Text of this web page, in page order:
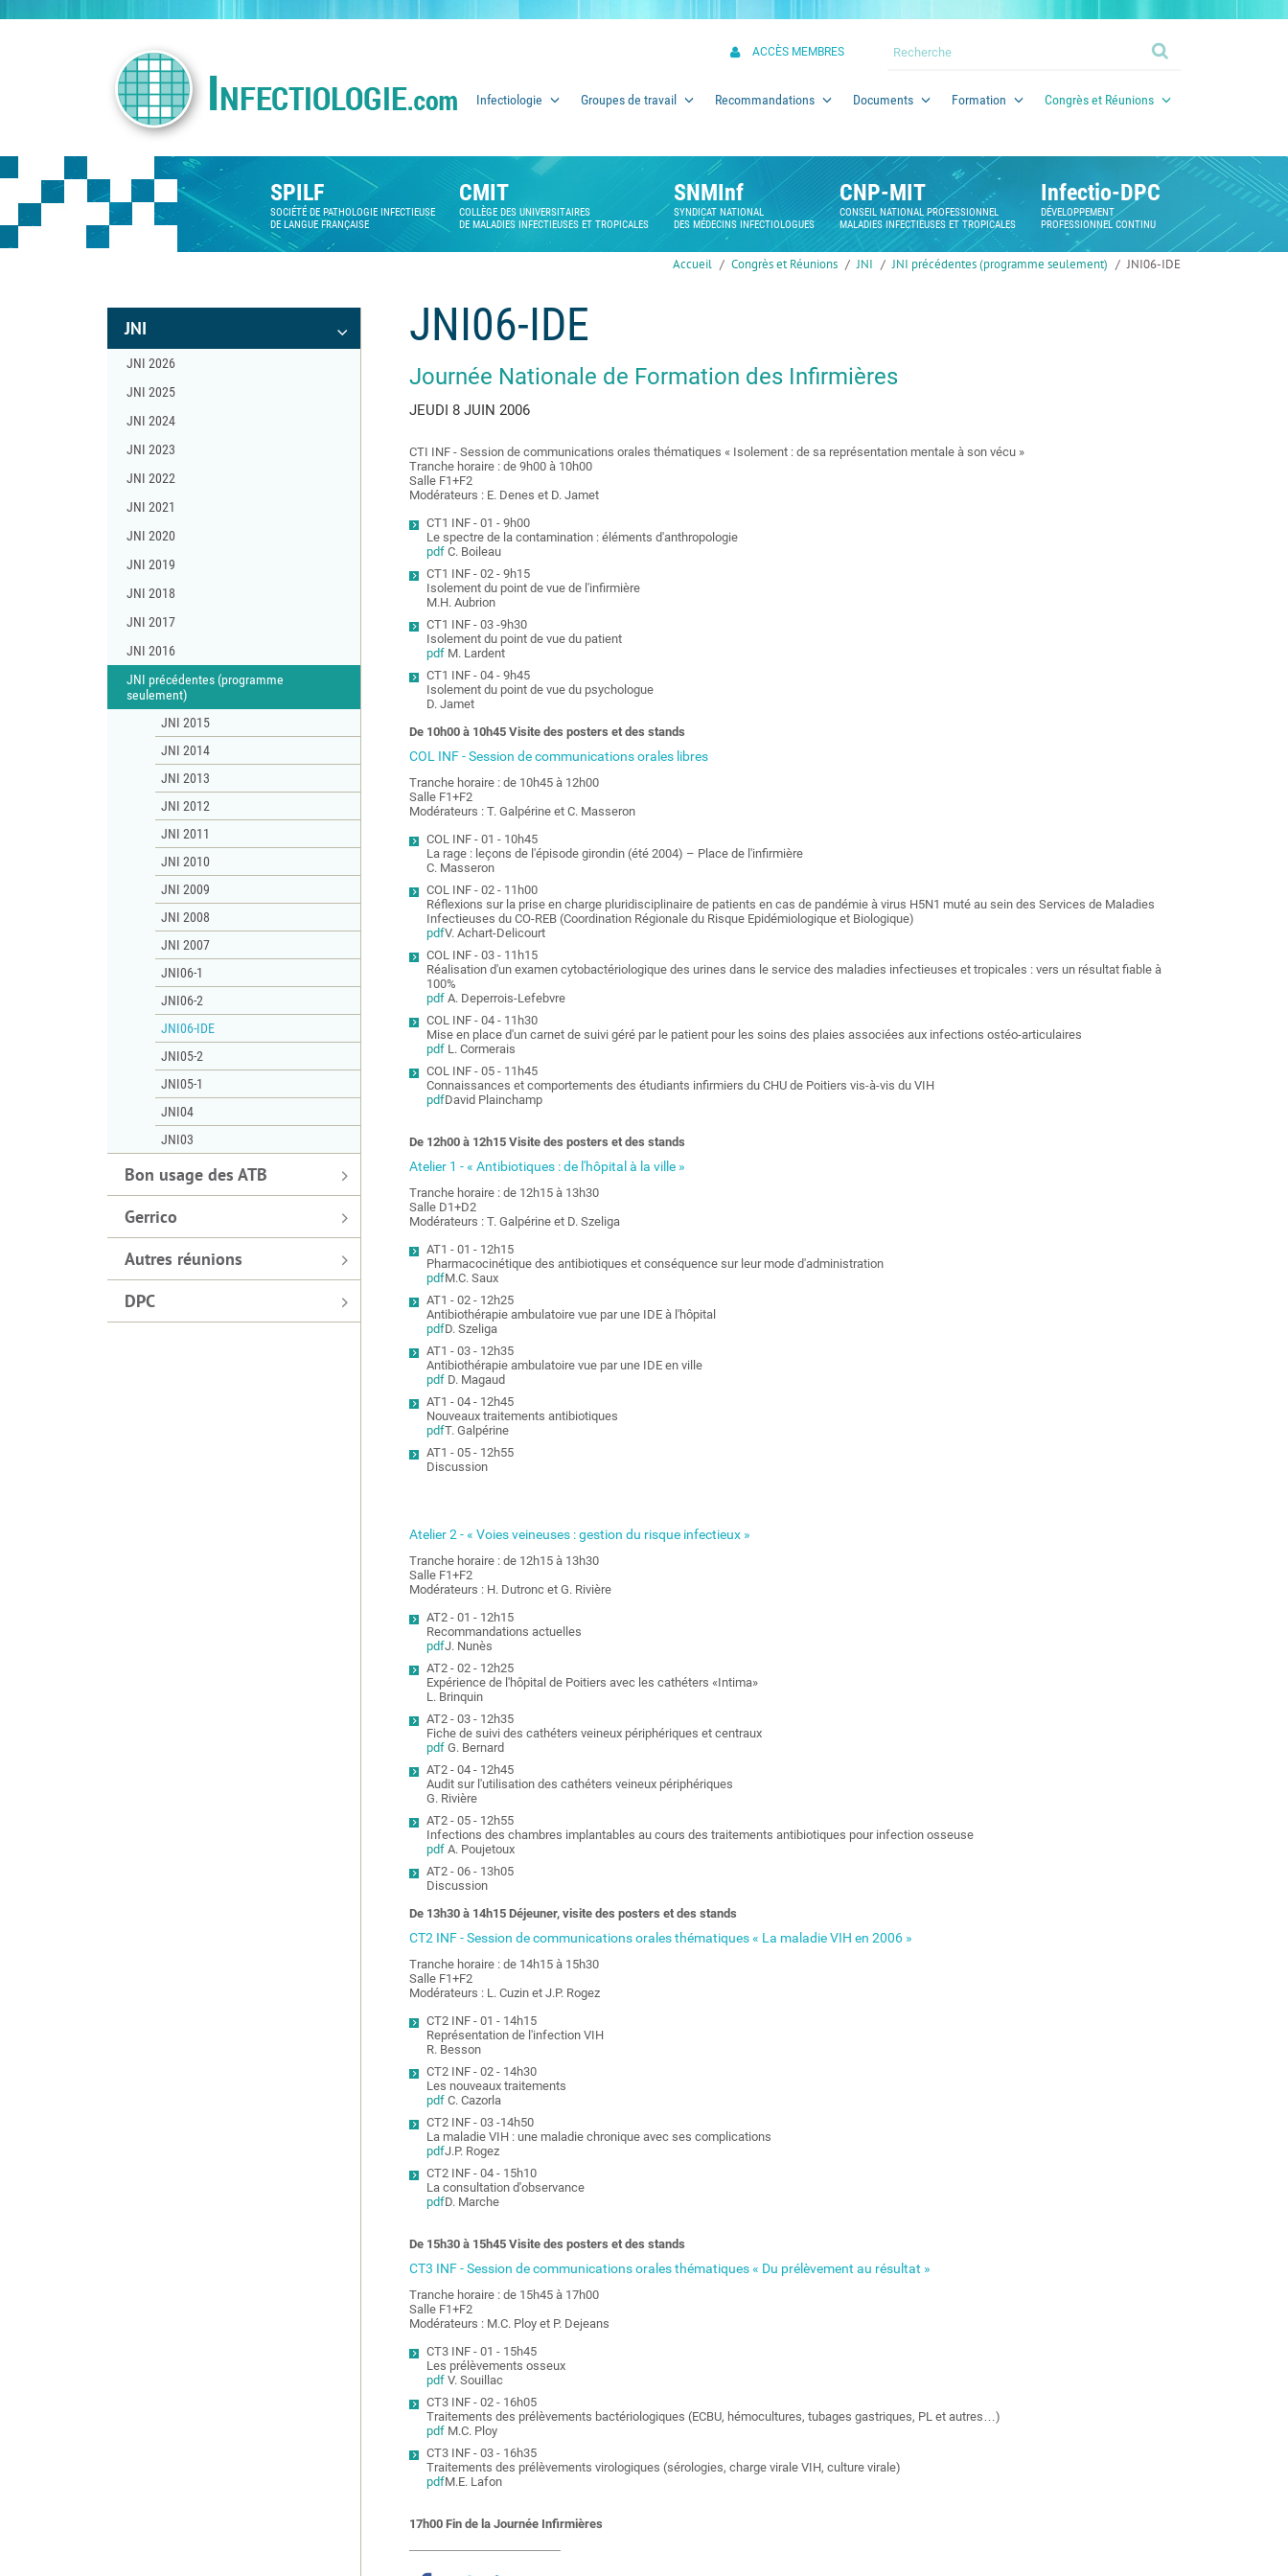
Infectiologie Groupes de travail Recommandations Documents Formation Congrès et Réunions
ACCÈS MEMBRES
SPILF
SOCIÉTÉ DE PATHOLOGIE INFECTIEUSE
DE LANGUE FRANÇAISE
CMIT
COLLÈGE DES UNIVERSITAIRES
DE MALADIES INFECTIEUSES ET TROPICALES
SNMInf
SYNDICAT NATIONAL
DES MÉDECINS INFECTIOLOGUES
CNP-MIT
CONSEIL NATIONAL PROFESSIONNEL
MALADIES INFECTIEUSES ET TROPICALES
Infectio-DPC
DÉVELOPPEMENT
PROFESSIONNEL CONTINU
Accueil Congrès et Réunions JNI JNI précédentes (programme seulement) JNI06-IDE
JNI06-IDE
Journée Nationale de Formation des Infirmières
JEUDI 8 JUIN 2006
CTI INF - Session de communications orales thématiques « Isolement : de sa représentation mentale à son vécu »
Tranche horaire : de 9h00 à 10h00
Salle F1+F2
Modérateurs : E. Denes et D. Jamet
CT1 INF - 01 - 9h00
Le spectre de la contamination : éléments d'anthropologie
pdf C. Boileau
CT1 INF - 02 - 9h15
Isolement du point de vue de l'infirmière
M.H. Aubrion
CT1 INF - 03 -9h30
Isolement du point de vue du patient
pdf M. Lardent
CT1 INF - 04 - 9h45
Isolement du point de vue du psychologue
D. Jamet
De 10h00 à 10h45 Visite des posters et des stands
COL INF - Session de communications orales libres
Tranche horaire : de 10h45 à 12h00
Salle F1+F2
Modérateurs : T. Galpérine et C. Masseron
COL INF - 01 - 10h45
La rage : leçons de l'épisode girondin (été 2004) – Place de l'infirmière
C. Masseron
COL INF - 02 - 11h00
Réflexions sur la prise en charge pluridisciplinaire de patients en cas de pandémie à virus H5N1 muté au sein des Services de Maladies
Infectieuses du CO-REB (Coordination Régionale du Risque Epidémiologique et Biologique)
pdfV. Achart-Delicourt
COL INF - 03 - 11h15
Réalisation d'un examen cytobactériologique des urines dans le service des maladies infectieuses et tropicales : vers un résultat fiable à
100%
pdf A. Deperrois-Lefebvre
COL INF - 04 - 11h30
Mise en place d'un carnet de suivi géré par le patient pour les soins des plaies associées aux infections ostéo-articulaires
pdf L. Cormerais
COL INF - 05 - 11h45
Connaissances et comportements des étudiants infirmiers du CHU de Poitiers vis-à-vis du VIH
pdfDavid Plainchamp
De 12h00 à 12h15 Visite des posters et des stands
Atelier 1 - « Antibiotiques : de l'hôpital à la ville »
Tranche horaire : de 12h15 à 13h30
Salle D1+D2
Modérateurs : T. Galpérine et D. Szeliga
AT1 - 01 - 12h15
Pharmacocinétique des antibiotiques et conséquence sur leur mode d'administration
pdfM.C. Saux
AT1 - 02 - 12h25
Antibiothérapie ambulatoire vue par une IDE à l'hôpital
pdfD. Szeliga
AT1 - 03 - 12h35
Antibiothérapie ambulatoire vue par une IDE en ville
pdf D. Magaud
AT1 - 04 - 12h45
Nouveaux traitements antibiotiques
pdfT. Galpérine
AT1 - 05 - 12h55
Discussion
Atelier 2 - « Voies veineuses : gestion du risque infectieux »
Tranche horaire : de 12h15 à 13h30
Salle F1+F2
Modérateurs : H. Dutronc et G. Rivière
AT2 - 01 - 12h15
Recommandations actuelles
pdfJ. Nunès
AT2 - 02 - 12h25
Expérience de l'hôpital de Poitiers avec les cathéters «Intima»
L. Brinquin
AT2 - 03 - 12h35
Fiche de suivi des cathéters veineux périphériques et centraux
pdf G. Bernard
AT2 - 04 - 12h45
Audit sur l'utilisation des cathéters veineux périphériques
G. Rivière
AT2 - 05 - 12h55
Infections des chambres implantables au cours des traitements antibiotiques pour infection osseuse
pdf A. Poujetoux
AT2 - 06 - 13h05
Discussion
De 13h30 à 14h15 Déjeuner, visite des posters et des stands
CT2 INF - Session de communications orales thématiques « La maladie VIH en 2006 »
Tranche horaire : de 14h15 à 15h30
Salle F1+F2
Modérateurs : L. Cuzin et J.P. Rogez
CT2 INF - 01 - 14h15
Représentation de l'infection VIH
R. Besson
CT2 INF - 02 - 14h30
Les nouveaux traitements
pdf C. Cazorla
CT2 INF - 03 -14h50
La maladie VIH : une maladie chronique avec ses complications
pdfJ.P. Rogez
CT2 INF - 04 - 15h10
La consultation d'observance
pdfD. Marche
De 15h30 à 15h45 Visite des posters et des stands
CT3 INF - Session de communications orales thématiques « Du prélèvement au résultat »
Tranche horaire : de 15h45 à 17h00
Salle F1+F2
Modérateurs : M.C. Ploy et P. Dejeans
CT3 INF - 01 - 15h45
Les prélèvements osseux
pdf V. Souillac
CT3 INF - 02 - 16h05
Traitements des prélèvements bactériologiques (ECBU, hémocultures, tubages gastriques, PL et autres…)
pdf M.C. Ploy
CT3 INF - 03 - 16h35
Traitements des prélèvements virologiques (sérologies, charge virale VIH, culture virale)
pdfM.E. Lafon
17h00 Fin de la Journée Infirmières
JNI
JNI 2026
JNI 2025
JNI 2024
JNI 2023
JNI 2022
JNI 2021
JNI 2020
JNI 2019
JNI 2018
JNI 2017
JNI 2016
JNI précédentes (programme
seulement)
JNI 2015
JNI 2014
JNI 2013
JNI 2012
JNI 2011
JNI 2010
JNI 2009
JNI 2008
JNI 2007
JNI06-1
JNI06-2
JNI06-IDE
JNI05-2
JNI05-1
JNI04
JNI03
Bon usage des ATB
Gerrico
Autres réunions
DPC